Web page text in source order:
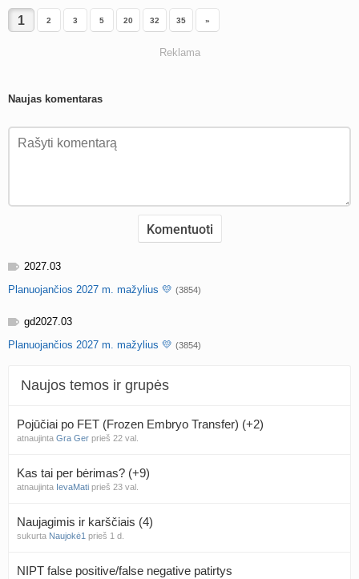
2 3 5 20 32 35 »
Reklama
Naujas komentaras
2027.03
Planuojančios 2027 m. mažylius 💛 (3854)
gd2027.03
Planuojančios 2027 m. mažylius 💛 (3854)
Naujos temos ir grupės
Pojūčiai po FET (Frozen Embryo Transfer) (+2)
atnaujinta Gra Ger prieš 22 val.
Kas tai per bėrimas? (+9)
atnaujinta IevaMati prieš 23 val.
Naujagimis ir karščiais (4)
sukurta Naujokė1 prieš 1 d.
NIPT false positive/false negative patirtys